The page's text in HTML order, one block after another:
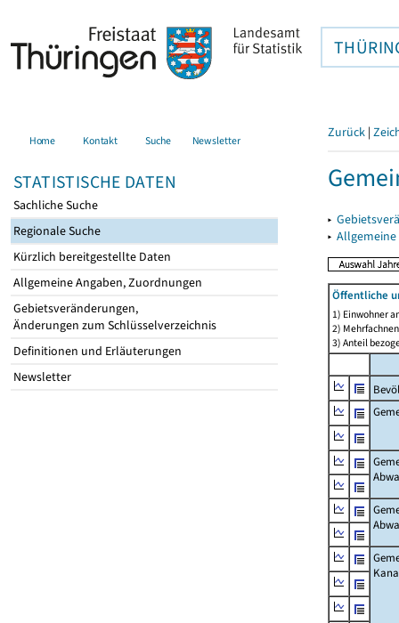
Home Kontakt Suche Newsletter
STATISTISCHE DATEN
Sachliche Suche
Regionale Suche
Kürzlich bereitgestellte Daten
Allgemeine Angaben, Zuordnungen
Gebietsveränderungen,
Änderungen zum Schlüsselverzeichnis
Definitionen und Erläuterungen
Newsletter
Zurück |
▸
▸
Öffentliche
1) Einwohner
2)
3) Anteil